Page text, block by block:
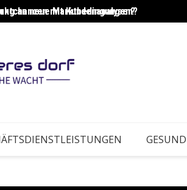
mit Kundenanalysen?
an neue Marktbedingungen?